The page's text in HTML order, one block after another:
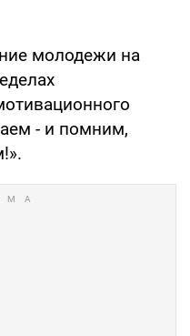
молодежи на
- и помним,